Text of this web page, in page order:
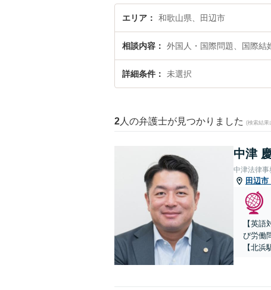
したい』『初回相談無料で国際結婚を法律相談
エリア 和歌山県、田辺市
相談内容 外国人・国際問題、国際結
詳細条件 未選択
2 人の弁護士が見つかりました (検索結果
中津
中津法律事
田辺市
【英
び労働
【北浜